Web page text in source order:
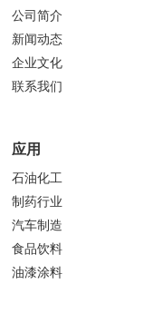
公司简介
新闻动态
企业文化
联系我们
应用
石油化工
制药行业
汽车制造
食品饮料
油漆涂料